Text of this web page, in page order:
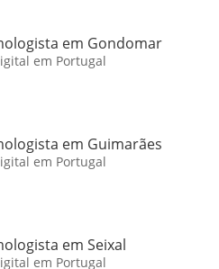
em Gondomar
em Portugal
em Guimarães
em Portugal
em Seixal
em Portugal